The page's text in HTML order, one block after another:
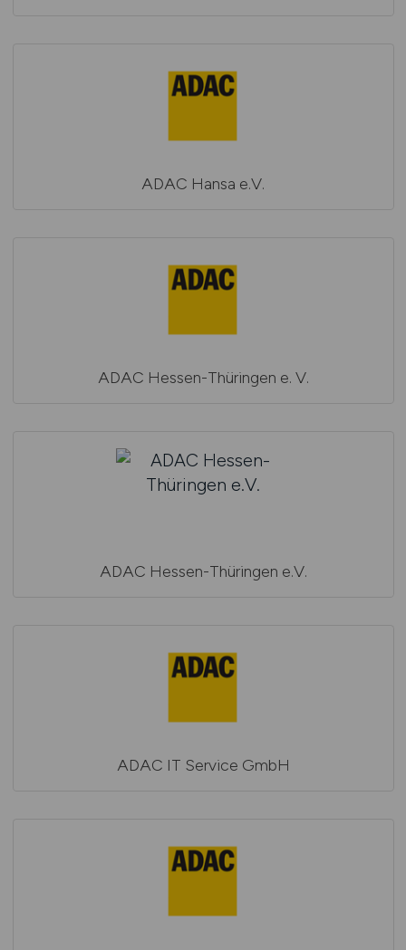
ADAC Hansa e.V.
ADAC Hessen-Thüringen e. V.
ADAC Hessen-Thüringen e.V.
ADAC IT Service GmbH